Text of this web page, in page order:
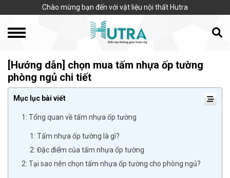
Chào mừng bạn đến với vật liệu nội thất Hutra
[Hướng dẫn] chọn mua tấm nhựa ốp tường
phòng ngủ chi tiết
Mục lục bài viết
1: Tổng quan về tấm nhựa ốp tường
1: Tấm nhựa ốp tường là gì?
2: Đặc điểm của tấm nhựa ốp tường
2: Tại sao nên chọn tấm nhựa ốp tường cho phòng ngủ?